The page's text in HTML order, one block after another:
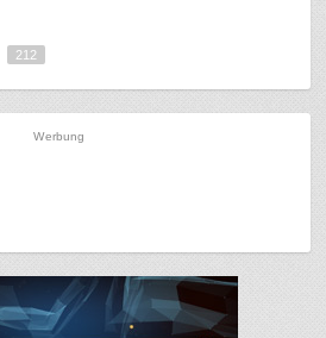
212
Werbung